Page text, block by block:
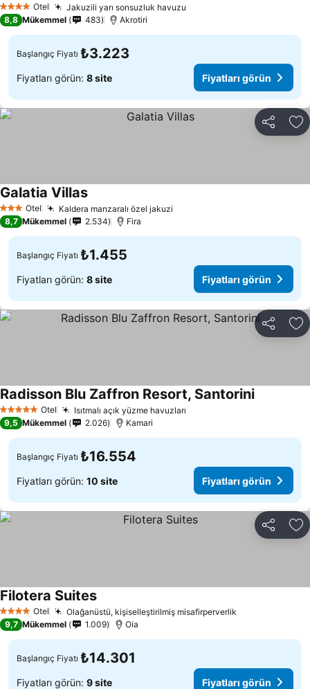
4 Yıldız Otel Jakuzili yarı sonsuzluk havuzu
8,8 Mükemmel 483 Akrotiri
Başlangıç Fiyatı ₺3.223
Fiyatları görün: 8 site Fiyatları görün
Paylaş
3 YıldızOtel Kaldera manzaralı özel jakuzi
Galatia Villas
8,7 Mükemmel 2.534 Fira
Başlangıç Fiyatı ₺1.455
Fiyatları görün: 8 site Fiyatları görün
Paylaş
5 Yıldız Otel Isıtmalı açık yüzme havuzları
Radisson Blu Zaffron Resort, Santorini
9,5 Mükemmel 2.026 Kamari
Başlangıç Fiyatı ₺16.554
Fiyatları görün: 10 site Fiyatları görün
Paylaş
4 Yıldız Otel Olağanüstü, kişiselleştirilmiş misafirperverlik
Filotera Suites
9,7 Mükemmel 1.009 Oia
Başlangıç Fiyatı ₺14.301
Fiyatları görün: 9 site Fiyatları görün